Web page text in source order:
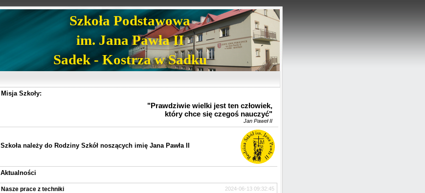
Szkoła Podstawowa
im. Jana Pawła II
Sadek - Kostrza w Sadku
Misja Szkoły:
"Prawdziwie wielki jest ten człowiek,
który chce się czegoś nauczyć"
Jan Paweł II
Szkoła należy do Rodziny Szkół noszących imię Jana Pawła II
Aktualności
Nasze prace z techniki 2024-06-13 09:32:45